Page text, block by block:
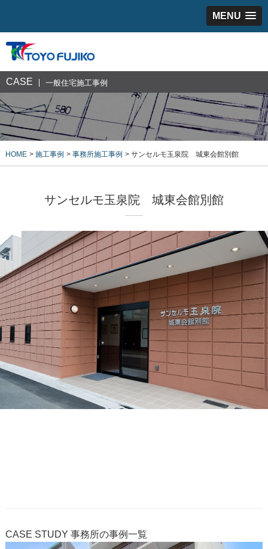
MENU
CASE 一般住宅施工事例
HOME 施工事例 事務所施工事例 サンセルモ玉泉院 城東会館別館
サンセルモ玉泉院 城東会館別館
CASE STUDY 事務所の事例一覧